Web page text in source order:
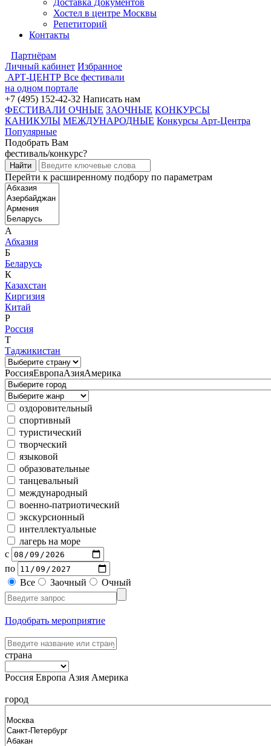
Доставка Документов
Хостел в центре Москвы
Репетиторий
Контакты
Партнёрам
Личный кабинет Избранное
АРТ-ЦЕНТР Все фестивали
на одном портале
+7 (495) 152-42-32 Написать нам
ФЕСТИВАЛИ ОЧНЫЕ ЗАОЧНЫЕ КОНКУРСЫ
КАНИКУЛЫ МЕЖДУНАРОДНЫЕ Конкурсы Арт-Центра
Популярные
Подобрать Вам
фестиваль/конкурс?
Перейти к расширенному подбору по параметрам
А
Абхазия
Б
Беларусь
К
Казахстан
Киргизия
Китай
Р
Россия
Т
Таджикистан
РоссияЕвропаАзияАмерика
оздоровительный
спортивный
туристический
творческий
языковой
образовательные
танцевальный
международный
военно-патриотический
экскурсионный
интеллектуальные
лагерь на море
с
по
Все
Заочный Очный
Подобрать мероприятие
страна
Россия Европа Азия Америка
город